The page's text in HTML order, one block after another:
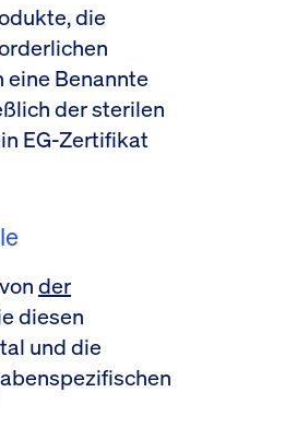
die
Benannte
der sterilen
EG-Zertifikat
der
diesen
und die